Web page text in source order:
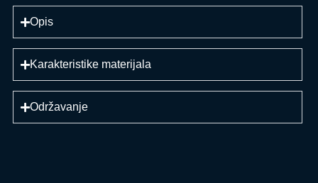
Opis
Karakteristike materijala
Održavanje